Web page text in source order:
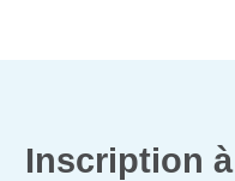
Inscription